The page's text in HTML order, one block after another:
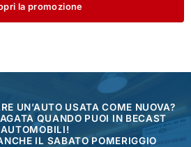
la promozione
UN’AUTO USATA COME NUOVA?
QUANDO PUOI IN BECAST
AUTOMOBILI!
IL SABATO POMERIGGIO